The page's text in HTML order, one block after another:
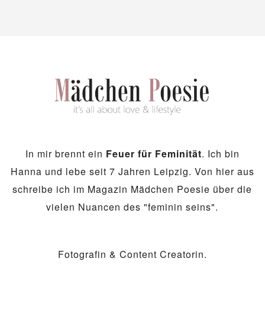
In mir brennt ein Feuer für Feminität. Ich bin
Hanna und lebe seit 7 Jahren Leipzig. Von hier aus
schreibe ich im Magazin Mädchen Poesie über die
vielen Nuancen des "feminin seins".
Fotografin & Content Creatorin.